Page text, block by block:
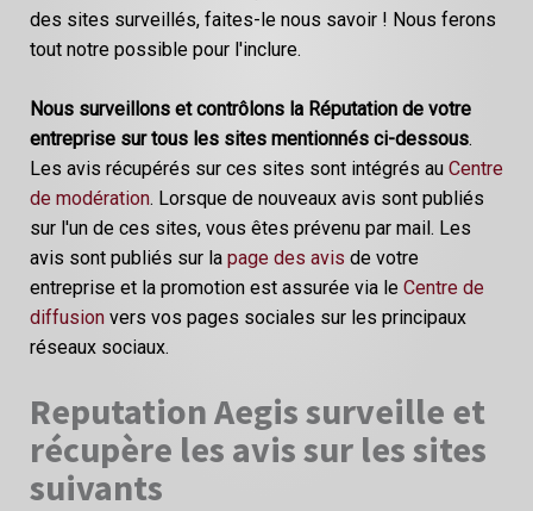
des sites surveillés, faites-le nous savoir ! Nous ferons
tout notre possible pour l'inclure.
Nous surveillons et contrôlons la Réputation de votre
entreprise sur tous les sites mentionnés ci-dessous.
Les avis récupérés sur ces sites sont intégrés au Centre
de modération. Lorsque de nouveaux avis sont publiés
sur l'un de ces sites, vous êtes prévenu par mail. Les
avis sont publiés sur la page des avis de votre
entreprise et la promotion est assurée via le Centre de
diffusion vers vos pages sociales sur les principaux
réseaux sociaux.
Reputation Aegis surveille et
récupère les avis sur les sites
suivants